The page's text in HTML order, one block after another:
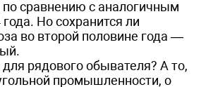
сравнению с аналогичным
Но сохранится ли
во второй половине года —
для рядового обывателя? А то,
промышленности, о